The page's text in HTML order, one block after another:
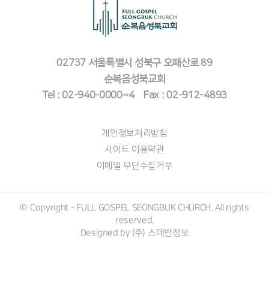
02737 서울특별시 성북구 오패산로 89
순복음성북교회
Tel : 02-940-0000~4 Fax : 02-912-4893
개인정보처리방침
사이트 이용약관
이메일 무단수집거부
© Copyright - FULL GOSPEL SEONGBUK CHURCH. All rights
reserved.
Designed by (주) 스데반정보